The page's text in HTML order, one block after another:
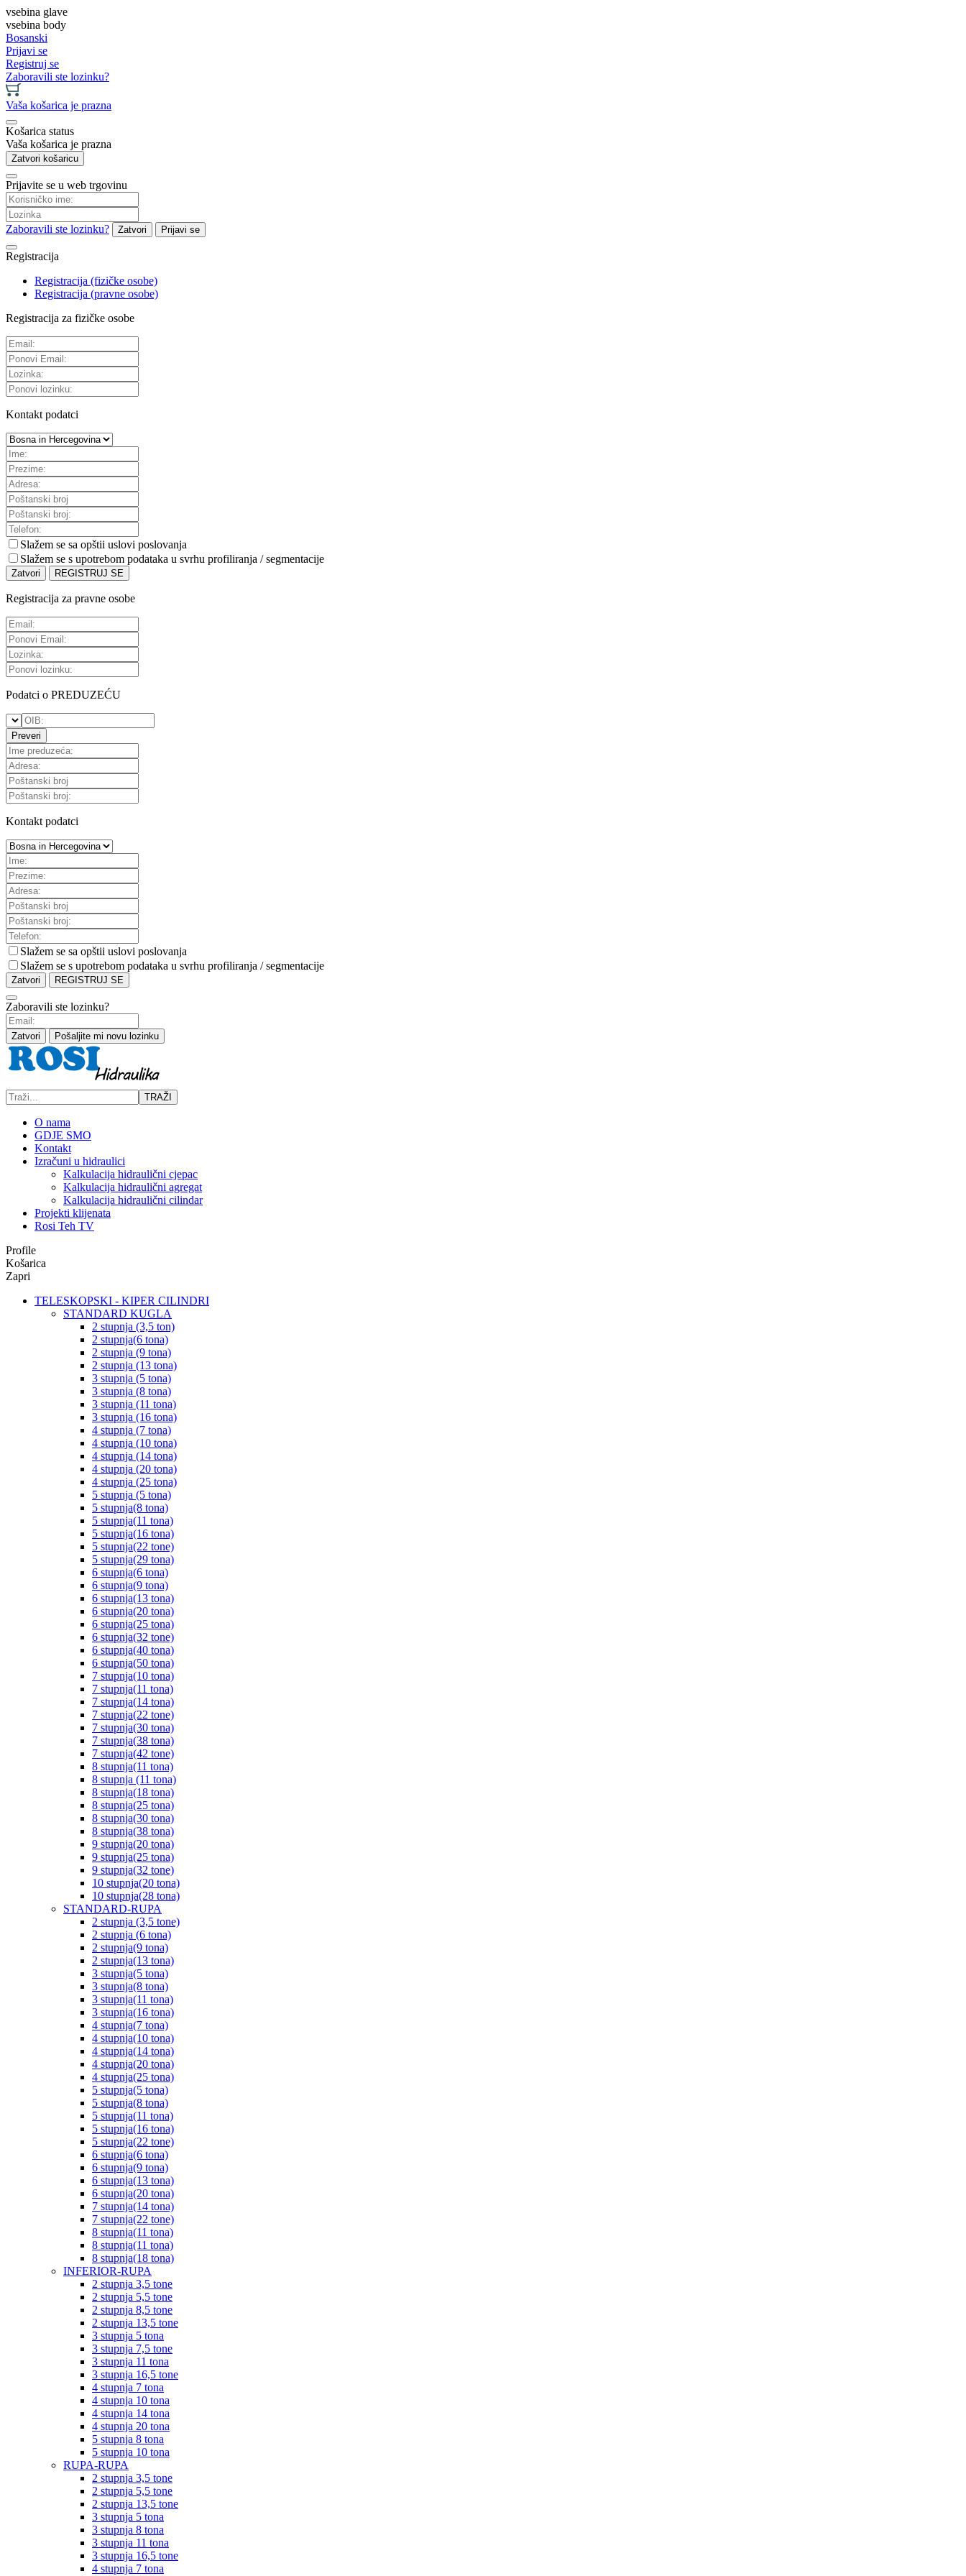
vsebina glave
vsebina body
Bosanski
Prijavi se
Registruj se
Zaboravili ste lozinku?
Vaša košarica je prazna
Košarica status
Vaša košarica je prazna
Zatvori košaricu
Prijavite se u web trgovinu
Zaboravili ste lozinku? Zatvori Prijavi se
Registracija
Registracija (fizičke osobe)
Registracija (pravne osobe)
Registracija za fizičke osobe
Kontakt podatci
Slažem se sa opštii uslovi poslovanja
Slažem se s upotrebom podataka u svrhu profiliranja / segmentacije
Zatvori REGISTRUJ SE
Registracija za pravne osobe
Podatci o PREDUZEĆU
Preveri
Kontakt podatci
Slažem se sa opštii uslovi poslovanja
Slažem se s upotrebom podataka u svrhu profiliranja / segmentacije
Zatvori REGISTRUJ SE
Zaboravili ste lozinku?
Zatvori Pošaljite mi novu lozinku
TRAŽI
O nama
GDJE SMO
Kontakt
Izračuni u hidraulici
Kalkulacija hidraulični cjepac
Kalkulacija hidraulični agregat
Kalkulacija hidraulični cilindar
Projekti klijenata
Rosi Teh TV
Profile
Košarica
Zapri
TELESKOPSKI - KIPER CILINDRI
STANDARD KUGLA
2 stupnja (3,5 ton)
2 stupnja(6 tona)
2 stupnja (9 tona)
2 stupnja (13 tona)
3 stupnja (5 tona)
3 stupnja (8 tona)
3 stupnja (11 tona)
3 stupnja (16 tona)
4 stupnja (7 tona)
4 stupnja (10 tona)
4 stupnja (14 tona)
4 stupnja (20 tona)
4 stupnja (25 tona)
5 stupnja (5 tona)
5 stupnja(8 tona)
5 stupnja(11 tona)
5 stupnja(16 tona)
5 stupnja(22 tone)
5 stupnja(29 tona)
6 stupnja(6 tona)
6 stupnja(9 tona)
6 stupnja(13 tona)
6 stupnja(20 tona)
6 stupnja(25 tona)
6 stupnja(32 tone)
6 stupnja(40 tona)
6 stupnja(50 tona)
7 stupnja(10 tona)
7 stupnja(11 tona)
7 stupnja(14 tona)
7 stupnja(22 tone)
7 stupnja(30 tona)
7 stupnja(38 tona)
7 stupnja(42 tone)
8 stupnja(11 tona)
8 stupnja (11 tona)
8 stupnja(18 tona)
8 stupnja(25 tona)
8 stupnja(30 tona)
8 stupnja(38 tona)
9 stupnja(20 tona)
9 stupnja(25 tona)
9 stupnja(32 tone)
10 stupnja(20 tona)
10 stupnja(28 tona)
STANDARD-RUPA
2 stupnja (3,5 tone)
2 stupnja (6 tona)
2 stupnja(9 tona)
2 stupnja(13 tona)
3 stupnja(5 tona)
3 stupnja(8 tona)
3 stupnja(11 tona)
3 stupnja(16 tona)
4 stupnja(7 tona)
4 stupnja(10 tona)
4 stupnja(14 tona)
4 stupnja(20 tona)
4 stupnja(25 tona)
5 stupnja(5 tona)
5 stupnja(8 tona)
5 stupnja(11 tona)
5 stupnja(16 tona)
5 stupnja(22 tone)
6 stupnja(6 tona)
6 stupnja(9 tona)
6 stupnja(13 tona)
6 stupnja(20 tona)
7 stupnja(14 tona)
7 stupnja(22 tone)
8 stupnja(11 tona)
8 stupnja(11 tona)
8 stupnja(18 tona)
INFERIOR-RUPA
2 stupnja 3,5 tone
2 stupnja 5,5 tone
2 stupnja 8,5 tone
2 stupnja 13,5 tone
3 stupnja 5 tona
3 stupnja 7,5 tone
3 stupnja 11 tona
3 stupnja 16,5 tone
4 stupnja 7 tona
4 stupnja 10 tona
4 stupnja 14 tona
4 stupnja 20 tona
5 stupnja 8 tona
5 stupnja 10 tona
RUPA-RUPA
2 stupnja 3,5 tone
2 stupnja 5,5 tone
2 stupnja 13,5 tone
3 stupnja 5 tona
3 stupnja 8 tona
3 stupnja 11 tona
3 stupnja 16,5 tone
4 stupnja 7 tona